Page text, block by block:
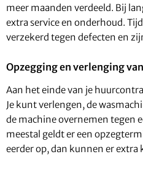
meer maanden verdeeld. Bij
extra service en onderhoud.
verzekerd tegen defecten en
Opzegging en verlenging
Aan het einde van je
Je kunt verlengen, de
de machine overnemen tegen
meestal geldt er een
eerder op, dan kunnen er